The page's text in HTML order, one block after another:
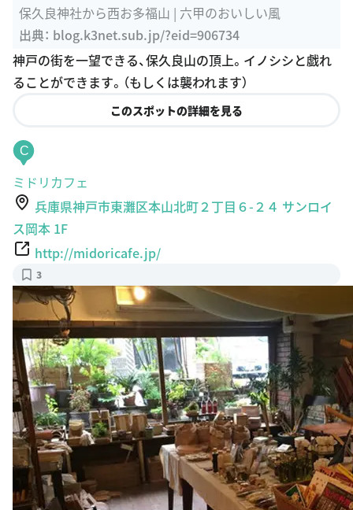
保久良神社から西お多福山 | 六甲のおいしい風
出典： blog.k3net.sub.jp/?eid=906734
神戸の街を一望できる、保久良山の頂上。イノシシと戯れ
ることができます。（もしくは襲われます）
このスポットの詳細を見る
C
ミドリカフェ
兵庫県神戸市東灘区本山北町２丁目６-２４ サンロイ
ス岡本 1F
http://midoricafe.jp/
3